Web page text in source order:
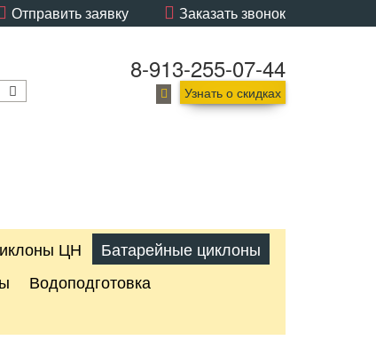
Заказать звонок
Отправить заявку
8-913-255-07-44
Узнать о скидках
ЦН
Батарейные циклоны
Водоподготовка